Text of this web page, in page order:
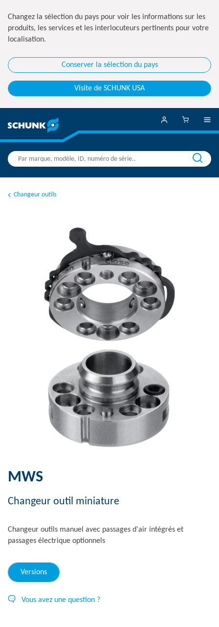
Changez la sélection du pays pour voir les informations sur les
produits, les services et les interlocuteurs pertinents pour votre
localisation.
Conserver la sélection du pays
Visite de SCHUNK USA
Changeur outils
MWS
Changeur outil miniature
Changeur outils manuel avec passages d'air intégrés et
passages électrique optionnels
Versions
Vous avez une question ?